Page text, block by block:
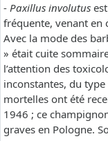
- Paxillus involutus
fréquente, venant en
Avec la mode des
» était cuite
l’attention des
inconstantes, du
mortelles ont été
1946 ; ce
graves en Pologne.